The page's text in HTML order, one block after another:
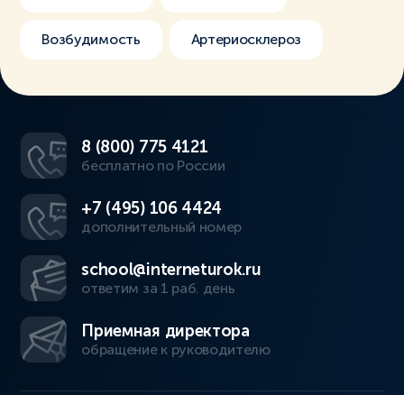
Возбудимость Артериосклероз
8 (800) 775 4121
бесплатно по России
+7 (495) 106 4424
дополнительный номер
school@interneturok.ru
ответим за 1 раб. день
Приемная директора
обращение к руководителю